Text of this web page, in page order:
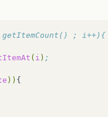
; i++){
( i ) ;
)) {